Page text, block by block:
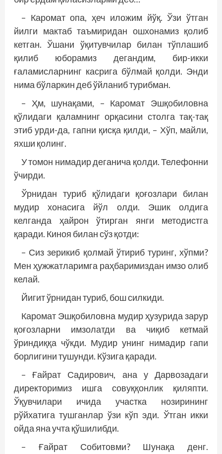
– Каромат опа, ҳеч иложим йўқ. Ўзи ўтган
йилги мактаб таъмиридан ошхонамиз қолиб
кетган. Ўшани ўқитувчилар билан тўплашиб
қилиб юборамиз дегандим, бир-икки
ғаламисларнинг касрига бўлмай қолди. Энди
нима бўларкин деб ўйланиб турибман.
– Ҳм, шунақами, – Каромат Эшқобиловна
қўлидаги қаламнинг орқасини столга тақ-тақ
этиб урди-да, гапни қисқа қилди, – Хўп, майли,
яхши қолинг.
У томон нимадир деганича қолди. Телефонни
ўчирди.
Ўрнидан туриб қўлидаги қоғозлари билан
мудир хонасига йўл олди. Эшик олдига
келганда ҳайрон ўтирган янги методистга
қаради. Киноя билан сўз қотди:
– Сиз зерикиб қолмай ўтириб туринг, хўпми?
Мен ҳужжатларимга раҳбаримиздан имзо олиб
келай.
Йигит ўрнидан туриб, бош силкиди.
Каромат Эшқобиловна мудир ҳузурида зарур
қоғозларни имзолатди ва чиқиб кетмай
ўриндиққа чўкди. Мудир унинг нимадир гапи
борлигини тушунди. Кўзига қаради.
– Ғайрат Садирович, ана у Дарвозадаги
директоримиз ишга совуққонлик қиляпти.
Ўқувчилари ичида участка нозирининг
рўйхатига тушганлар ўзи кўп эди. Ўтган икки
ойда яна учта қўшилибди.
– Ғайрат Собитовми? Шунақа денг.